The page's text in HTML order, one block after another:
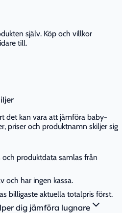
själv. Köp och villkor
till.
det kan vara att jämföra baby-
priser och produktnamn skiljer sig
och produktdata samlas från
och har ingen kassa.
billigaste aktuella totalpris först.
dig jämföra lugnare